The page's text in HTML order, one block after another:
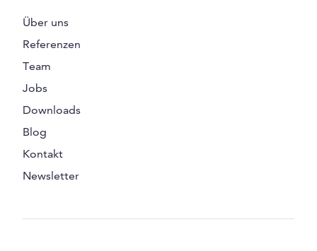
Über uns
Referenzen
Team
Jobs
Downloads
Blog
Kontakt
Newsletter